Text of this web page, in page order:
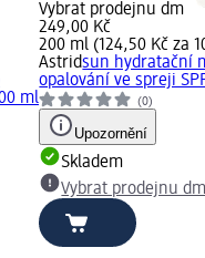
ml
Vybrat prodejnu dm
249,00 Kč
200 ml (124,50 Kč za
Astridsun hydratační
opalování ve spreji
(0)
Upozornění
Skladem
Vybrat prodejnu dm